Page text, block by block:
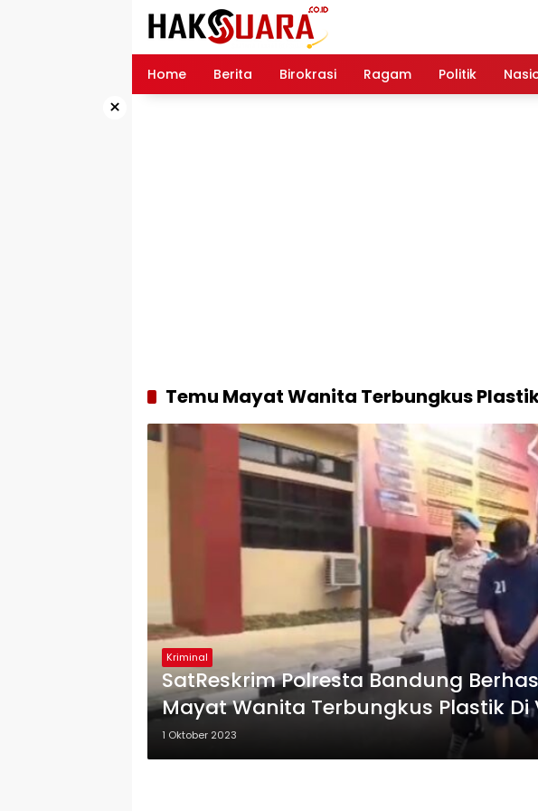
Home Berita Birokrasi Ragam Politik
×
Temu Mayat Wanita Terbungkus
Kriminal
SatReskrim Polresta Bandung
Mayat Wanita Terbungkus Plastik
1 Oktober 2023